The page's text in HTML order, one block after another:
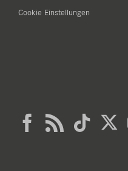
Cookie Einstellungen